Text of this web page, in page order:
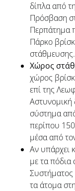
δίπλα από
Πρόσβαση
Περπάτημα
Πάρκο
στάθμευσης.
Χώρος
χώρος
επί της
σύστημα
περίπου
μέσα από
Αν υπάρχει
με τα
Συστήματος
τα άτομα